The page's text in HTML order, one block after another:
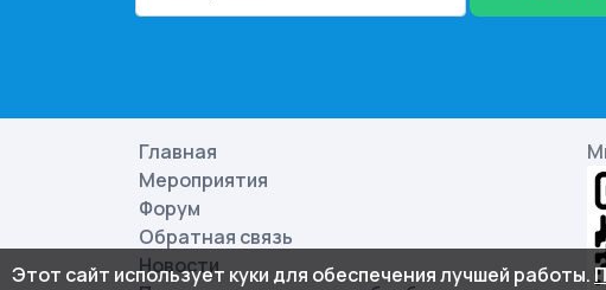
Главная
Мероприятия
Форум
Обратная связь
Новости
Этот сайт использует куки для обеспечения лучшей работы.